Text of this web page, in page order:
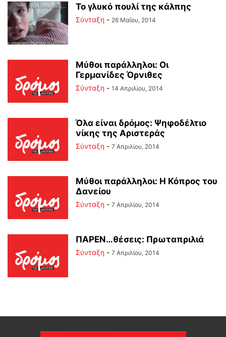
Το γλυκό πουλί της κάλπης
Σύνταξη - 26 Μαΐου, 2014
Μύθοι παράλληλοι: Οι
Γερμανίδες Όρνιθες
Σύνταξη - 14 Απριλίου, 2014
Όλα είναι δρόμος: Ψηφοδέλτιο
νίκης της Αριστεράς
Σύνταξη - 7 Απριλίου, 2014
Μύθοι παράλληλοι: Η Κόπρος του
Δανείου
Σύνταξη - 7 Απριλίου, 2014
ΠΑΡΕΝ…θέσεις: Πρωταπριλιά
Σύνταξη - 7 Απριλίου, 2014